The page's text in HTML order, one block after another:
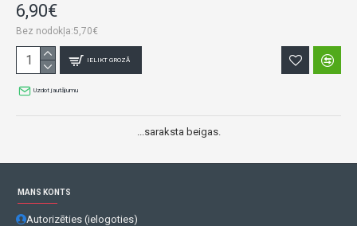
6,90€
Bez nodokļa:5,70€
IELIKT GROZĀ
Uzdot jautājumu
...saraksta beigas.
MANS KONTS
Autorizēties (ielogoties)